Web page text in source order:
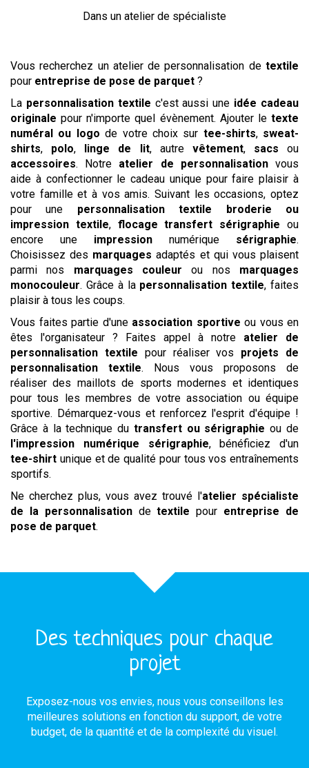
Dans un atelier de spécialiste
Vous recherchez un atelier de personnalisation de textile
pour entreprise de pose de parquet ?
La personnalisation textile c'est aussi une idée cadeau
originale pour n'importe quel évènement. Ajouter le texte
numéral ou logo de votre choix sur tee-shirts, sweat-
shirts, polo, linge de lit, autre vêtement, sacs ou
accessoires. Notre atelier de personnalisationvous
aide à confectionner le cadeau unique pour faire plaisir à
votre famille et à vos amis. Suivant les occasions, optez
pour une personnalisation textile
broderie ou
impression textile, flocage transfert sérigraphie ou
encore une impression numérique sérigraphie.
Choisissez des marquages adaptés et qui vous plaisent
parmi nos marquages couleur ou nos marquages
monocouleur. Grâce à la personnalisation textile, faites
plaisir à tous les coups.
Vous faites partie d'une association sportive ou vous en
êtes l'organisateur ? Faites appel à notre atelier de
personnalisation textile pour réaliser vos projets de
personnalisation textile. Nous vous proposons de
réaliser des maillots de sports modernes et identiques
pour tous les membres de votre association ou équipe
sportive. Démarquez-vous et renforcez l'esprit d'équipe !
Grâce à la technique du transfert ou sérigraphie ou de
l'impression numérique
sérigraphie, bénéficiez d'un
tee-shirt unique et de qualité pour tous vos entraînements
sportifs.
Ne cherchez plus, vous avez trouvé l'atelier spécialiste
de la personnalisationdetextile pour entreprise de
pose de parquet.
Des techniques pour chaque
projet
Exposez-nous vos envies, nous vous conseillons les
meilleures solutions en fonction du support, de votre
budget, de la quantité et de la complexité du visuel.